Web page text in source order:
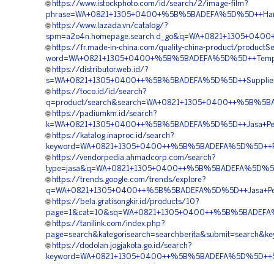
🌐 https://www.istockphoto.com/id/search/2/image-film?
🌐 https://www.lazada.vn/catalog/?
🌐 https://fr.made-in-china.com/quality-china-product/
🌐 https://distributor.web.id/?
🌐 https://toco.id/id/search?
q=product/
🌐 https://padiumkm.id/search?
🌐 https://katalog.inaproc.id/search?
🌐 https://vendorpedia.ahmadcorp.com/search?
🌐 https://trends.google.com/trends/explore?
🌐 https://bela.gratisongkir.id/products/10?
🌐 https://tanilink.com/index.php?
🌐 https://dodolan.jogjakota.go.id/search?